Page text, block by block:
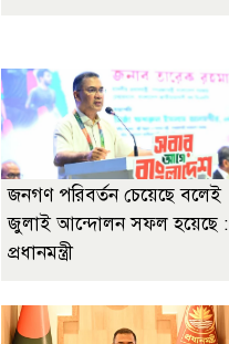
জনগণ পরিবর্তন চেয়েছে বলেই
জুলাই আন্দোলন সফল হয়েছে :
প্রধানমন্ত্রী